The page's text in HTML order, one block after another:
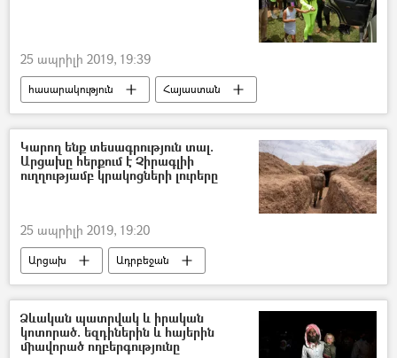
25 ապրիլի 2019, 19:39
հասարակություն
Հայաստան
Քիմ Քարդաշյան
Ամերիկայի Միացյալ Նահանգներ
Կարող ենք տեսագրություն տալ.
Արցախը հերքում է Չիրագլիի
ուղղությամբ կրակոցների լուրերը
25 ապրիլի 2019, 19:20
Արցախ
Ադրբեջան
ՀՀ պաշտպանության նախարարություն (ՊՆ)
Սահմանին տիրող իրավիճակը
Ձևական պատրվակ և իրական
կոտորած. եզդիներին և հայերին
միավորած ողբերգությունը